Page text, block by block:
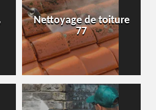
Nettoyage de toiture
77